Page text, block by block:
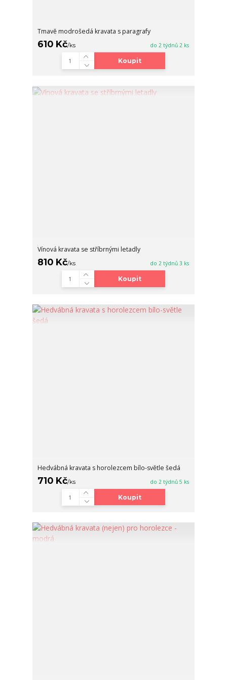
Tmavě modrošedá kravata s paragrafy
610 Kč/ks do 2 týdnů 2 ks
Koupit
Vínová kravata se stříbrnými letadly
810 Kč/ks do 2 týdnů 3 ks
Koupit
Hedvábná kravata s horolezcem bílo-světle šedá
710 Kč/ks do 2 týdnů 5 ks
Koupit